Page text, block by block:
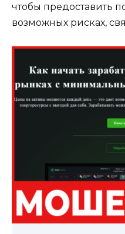
чтобы предоставить
возможных рисках,